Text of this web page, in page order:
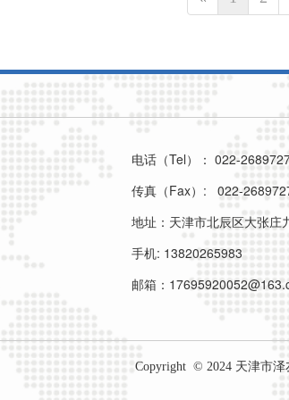
Copyright  © 2024 天津市
电话（Tel）： 022-
传真（Fax）: 022-
地址：天津市北辰区大张庄
手机: 13820265983
邮箱：